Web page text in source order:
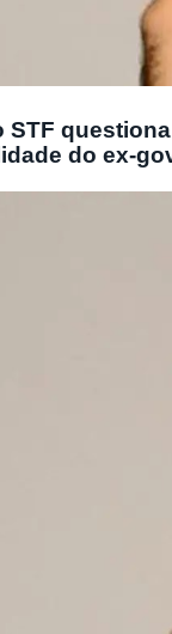
STF
do ex-